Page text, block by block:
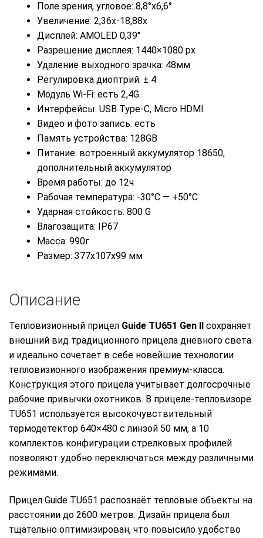
Поле зрения, угловое: 8,8°x6,6°
Увеличение: 2,36x-18,88x
Дисплей: AMOLED 0,39″
Разрешение дисплея: 1440×1080 px
Удаление выходного зрачка: 48мм
Регулировка диоптрий: ± 4
Модуль Wi-Fi: есть 2,4G
Интерфейсы: USB Type-C, Micro HDMI
Видео и фото запись: есть
Память устройства: 128GB
Питание: встроенный аккумулятор 18650,
дополнительный аккумулятор
Время работы: до 12ч
Рабочая температура: -30°C — +50°C
Ударная стойкость: 800 G
Влагозащита: IP67
Масса: 990г
Размер: 377x107x99 мм
Описание
Тепловизионный прицел Guide TU651 Gen II сохраняет
внешний вид традиционного прицела дневного света
и идеально сочетает в себе новейшие технологии
тепловизионного изображения премиум-класса.
Конструкция этого прицела учитывает долгосрочные
рабочие привычки охотников. В прицеле-тепловизоре
TU651 используется высокочувствительный
термодетектор 640×480 с линзой 50 мм, а 10
комплектов конфигурации стрелковых профилей
позволяют удобно переключаться между различными
режимами.
Прицел Guide TU651 распознаёт тепловые объекты на
расстоянии до 2600 метров. Дизайн прицела был
тщательно оптимизирован, что повысило удобство